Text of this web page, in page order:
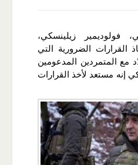
فولوديمير زيلينسكي،
القرارات الضرورية التي
مع المتمردين المدعومين
إنه مستعد لأخذ القرارات